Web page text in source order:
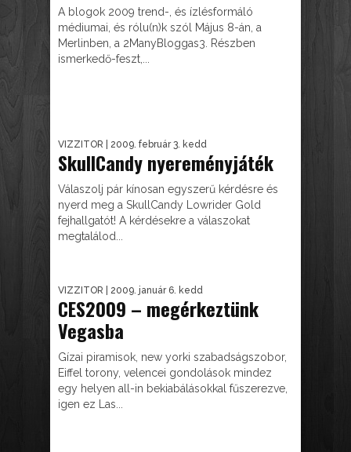
A blogok 2009 trend-, és ízlésformáló
médiumai, és rólu(n)k szól Május 8-án, a
Merlinben, a 2ManyBloggas3. Részben
ismerkedő-feszt,...
VIZZITOR | 2009. február 3. kedd
SkullCandy nyereményjáték
Válaszolj pár kínosan egyszerű kérdésre és
nyerd meg a SkullCandy Lowrider Gold
fejhallgatót! A kérdésekre a válaszokat
megtalálod...
VIZZITOR | 2009. január 6. kedd
CES2009 – megérkeztünk
Vegasba
Gízai piramisok, new yorki szabadságszobor,
Eiffel torony, velencei gondolások mindez
egy helyen all-in bekiabálásokkal fűszerezve,
igen ez Las...